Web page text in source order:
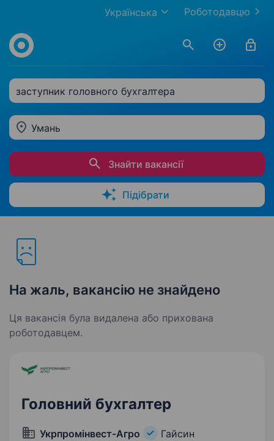
Роботодавцю
Українська
заступник головного бухгалтера
Умань
Знайти вакансії
Підібрати
На жаль, вакансію не знайдено
Ця вакансія була видалена або прихована
роботодавцем.
Головний бухгалтер
Укрпромінвест-Агро Гайсин